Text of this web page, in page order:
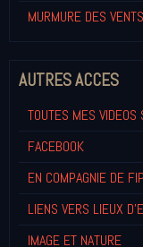
MURMURE DES
AUTRES ACCES
TOUTES MES VIDEOS
FACEBOOK
EN COMPAGNIE DE
LIENS VERS LIEUX
IMAGE ET NATURE